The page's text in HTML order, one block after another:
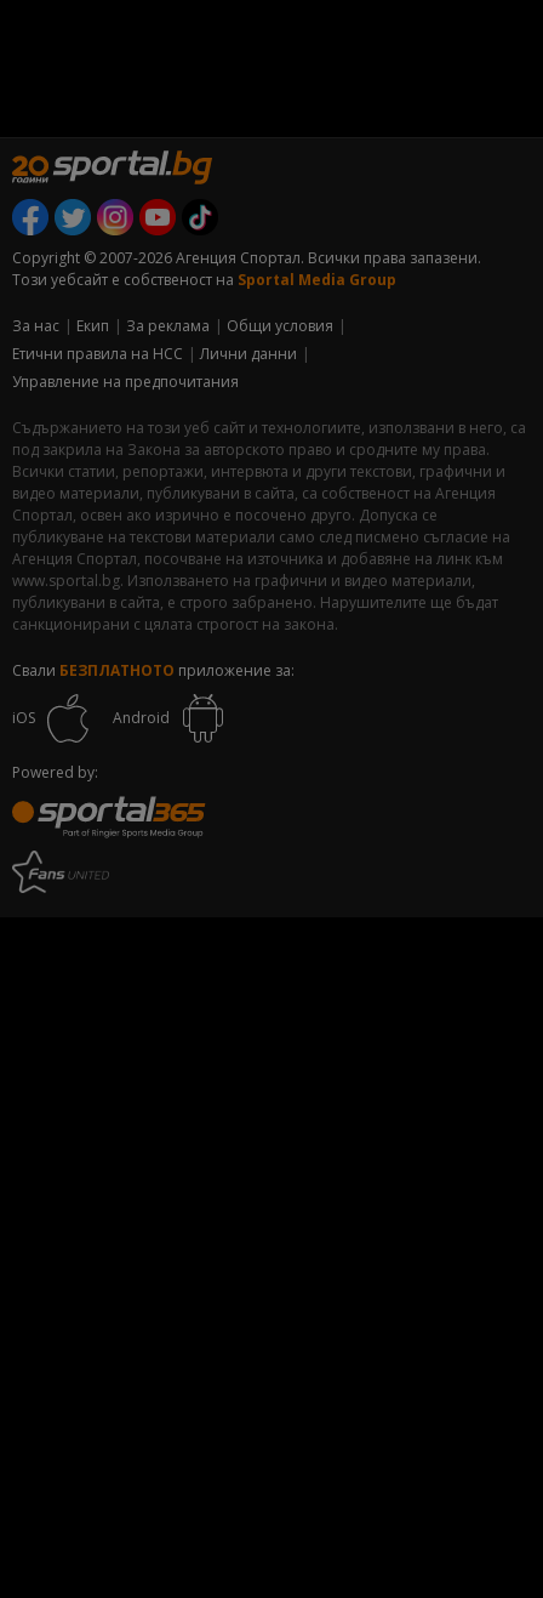
Copyright © 2007-2026 Агенция Спортал. Всички права запазени.
Този уебсайт е собственост на Sportal Media Group
За нас Екип За рекламa
Общи условия
Етични правила на НСС
Лични данни
Управление на предпочитания
Съдържанието на този уеб сайт и технологиите, използвани в него, са
под закрила на Закона за авторското право и сродните му права.
Всички статии, репортажи, интервюта и други текстови, графични и
видео материали, публикувани в сайта, са собственост на Агенция
Спортал, освен ако изрично е посочено друго. Допуска се
публикуване на текстови материали само след писмено съгласие на
Агенция Спортал, посочване на източника и добавяне на линк към
www.sportal.bg. Използването на графични и видео материали,
публикувани в сайта, е строго забранено. Нарушителите ще бъдат
санкционирани с цялата строгост на закона.
Свали БЕЗПЛАТНОТО приложение за:
iOS Android
Powered by: